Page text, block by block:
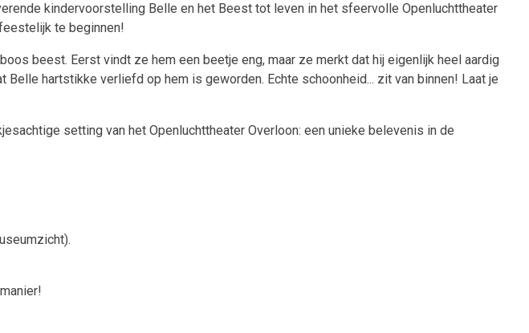
kindervoorstelling Belle en het Beest tot leven in het sfeervolle Openluchttheater
te beginnen!
beest. Eerst vindt ze hem een beetje eng, maar ze merkt dat hij eigenlijk heel aardig
hartstikke verliefd op hem is geworden. Echte schoonheid... zit van binnen! Laat je
setting van het Openluchttheater Overloon: een unieke belevenis in de